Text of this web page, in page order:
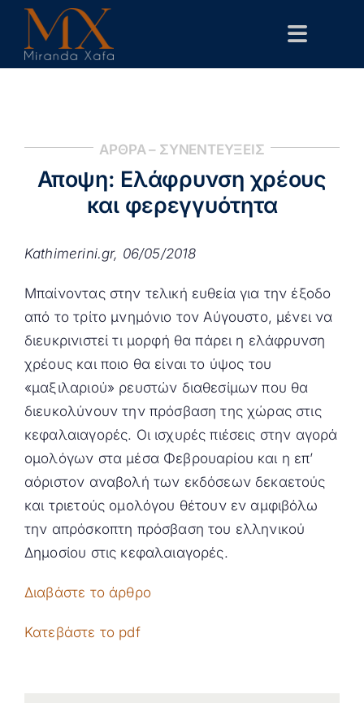
Skip
content
Toggle
Αρχική
Δημόσιες Παρεμβάσεις
Επιστημονικά
ΑΡΘΡΑ – ΣΥΝΕΝΤΕΥΞΕΙΣ
Αποψη: Ελάφρυνση χρέους
και φερεγγυότητα
Kathimerini.gr, 06/05/2018
Μπαίνοντας στην τελική ευθεία για την έξοδο
από το τρίτο μνημόνιο τον Αύγουστο, μένει να
διευκρινιστεί τι μορφή θα πάρει η ελάφρυνση
χρέους και ποιο θα είναι το ύψος του
«μαξιλαριού» ρευστών διαθεσίμων που θα
διευκολύνουν την πρόσβαση της χώρας στις
κεφαλαιαγορές. Οι ισχυρές πιέσεις στην αγορά
ομολόγων στα μέσα Φεβρουαρίου και η επ’
αόριστον αναβολή των εκδόσεων δεκαετούς
και τριετούς ομολόγου θέτουν εν αμφιβόλω
την απρόσκοπτη πρόσβαση του ελληνικού
Δημοσίου στις κεφαλαιαγορές.
Διαβάστε το άρθρο
Κατεβάστε το pdf